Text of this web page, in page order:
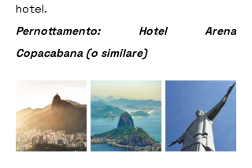
hotel.
Pernottamento: Hotel Arena
Copacabana (o similare)